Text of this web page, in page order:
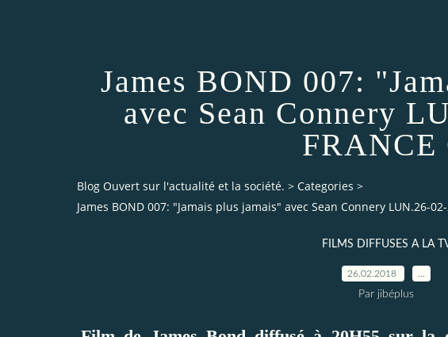
James BOND 007:
avec Sean Connery
FRANCE
Blog Ouvert sur l'actualité et la société. > Categories >
James BOND 007: "Jamais plus jamais" avec Sean Connery LUN.26-02-
FILMS DIFFUSES A LA
26.02.2018
Par jibéplus